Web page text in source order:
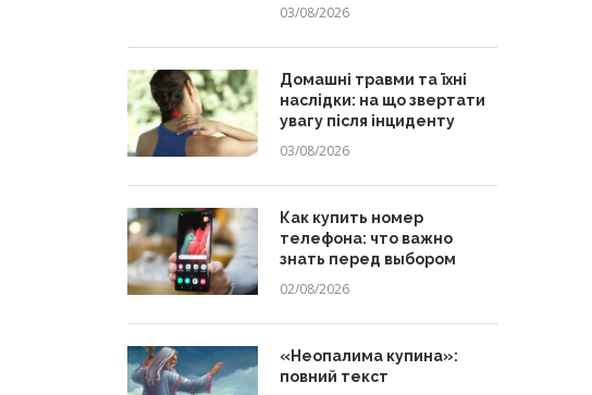
03/08/2026
Домашні травми та їхні
наслідки: на що звертати
увагу після інциденту
03/08/2026
Как купить номер
телефона: что важно
знать перед выбором
02/08/2026
«Неопалима купина»:
повний текст